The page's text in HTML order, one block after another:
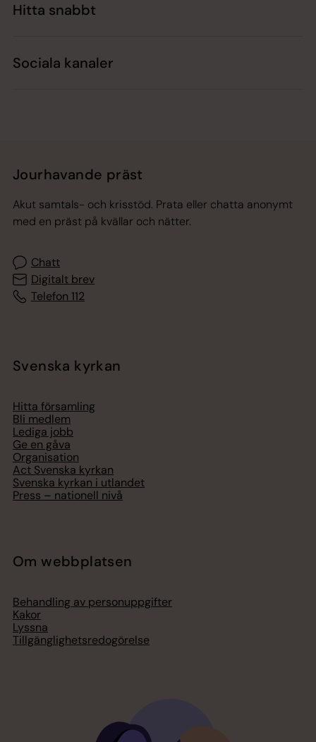
Hitta snabbt
Sociala kanaler
Jourhavande präst
Akut samtals- och krisstöd. Prata eller chatta anonymt
med en präst på kvällar och nätter.
Chatt
Digitalt brev
Telefon 112
Svenska kyrkan
Hitta församling
Bli medlem
Lediga jobb
Ge en gåva
Organisation
Act Svenska kyrkan
Svenska kyrkan i utlandet
Press – nationell nivå
Om webbplatsen
Behandling av personuppgifter
Kakor
Lyssna
Tillgänglighetsredogörelse